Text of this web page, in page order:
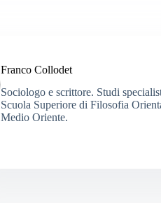
Franco Collodet
Sociologo e scrittore. Studi
Scuola Superiore di Filosofia
Medio Oriente.